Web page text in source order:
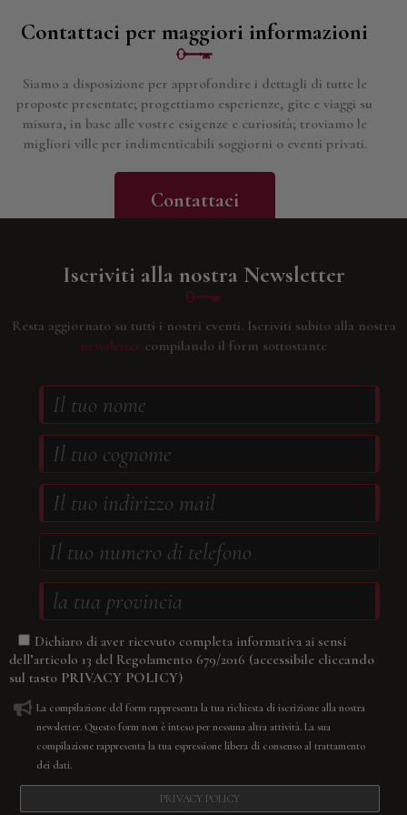
Contattaci per maggiori informazioni
Siamo a disposizione per approfondire i dettagli di tutte le
proposte presentate; progettiamo esperienze, gite e viaggi su
misura, in base alle vostre esigenze e curiosità; troviamo le
migliori ville per indimenticabili soggiorni o eventi privati.
Contattaci
Iscriviti alla nostra Newsletter
Resta aggiornato su tutti i nostri eventi. Iscriviti subito alla nostra
newsletter compilando il form sottostante
Dichiaro di aver ricevuto completa informativa ai sensi
dell’articolo 13 del Regolamento 679/2016 (accessibile cliccando
sul tasto PRIVACY POLICY)
La compilazione del form rappresenta la tua richiesta di iscrizione alla nostra
newsletter. Questo form non è inteso per nessuna altra attività. La sua
compilazione rappresenta la tua espressione libera di consenso al trattamento
dei dati.
PRIVACY POLICY